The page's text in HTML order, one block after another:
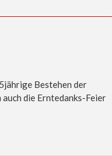
Bestehen der
die Erntedanks-Feier